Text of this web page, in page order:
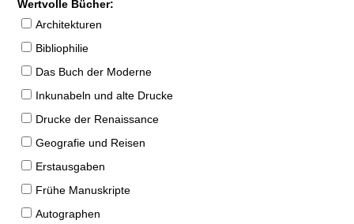
Wertvolle Bücher:
Architekturen
Bibliophilie
Das Buch der Moderne
Inkunabeln und alte Drucke
Drucke der Renaissance
Geografie und Reisen
Erstausgaben
Frühe Manuskripte
Autographen